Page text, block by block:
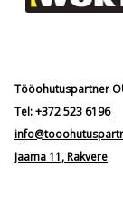
Tööohutuspartner
Tel:+372 523 6196
Jaama 11, Rakvere